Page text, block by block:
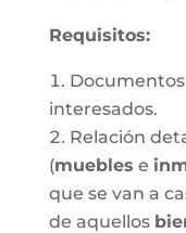
Requisitos:
interesados.
Relación
(muebles e
que se van a
de aquellos